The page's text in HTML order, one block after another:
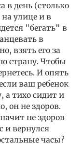
в день (столько
улице и в
"бегать" в
в
взять его за
страну. Чтобы
И опять
ваш ребенок
а тихо сидит и
он не здоров.
не здоров
и вернулся
часы?